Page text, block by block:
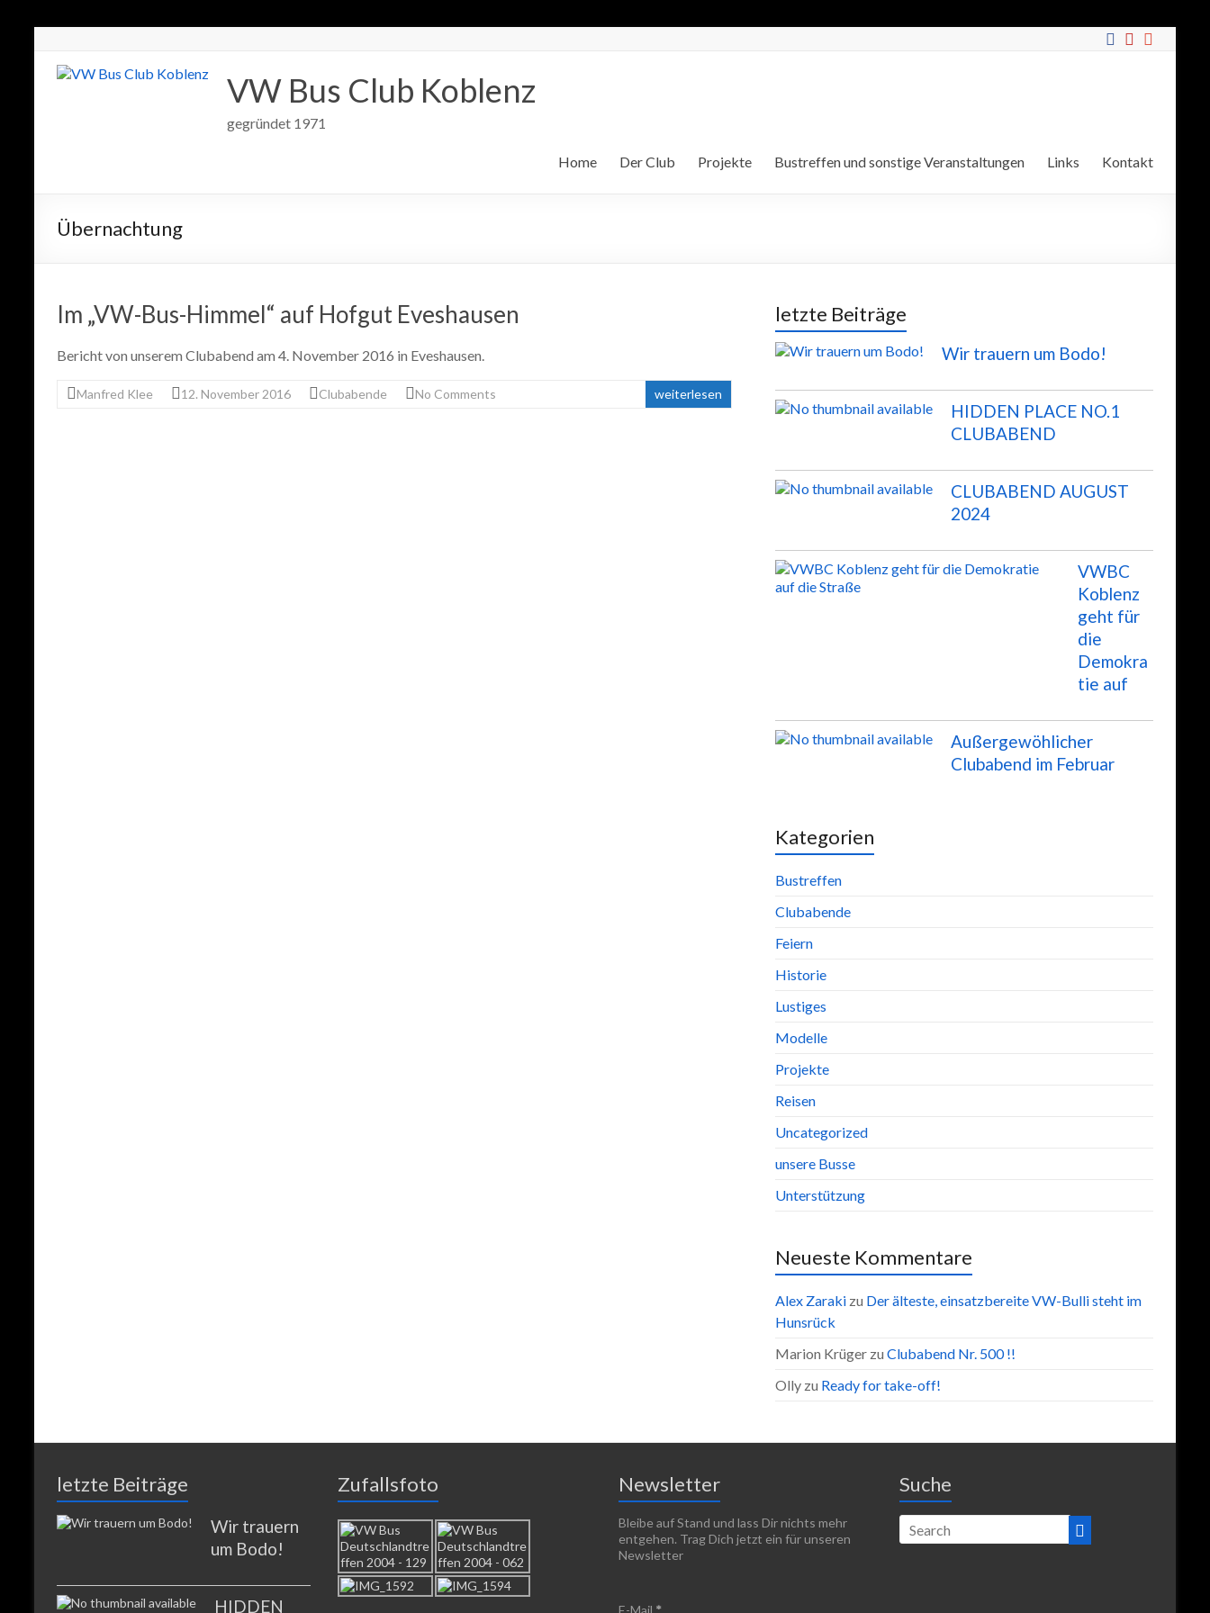
VW Bus Club Koblenz
gegründet 1971
Home Der Club Projekte Bustreffen und sonstige Veranstaltungen Links Kontakt
Übernachtung
Im „VW-Bus-Himmel“ auf Hofgut Eveshausen
Bericht von unserem Clubabend am 4. November 2016 in Eveshausen.
Manfred Klee 12. November 2016 Clubabende No Comments weiterlesen
letzte Beiträge
Wir trauern um Bodo!
HIDDEN PLACE NO.1
CLUBABEND
CLUBABEND AUGUST
2024
VWBC
Koblenz
geht für
die
Demokra
tie auf
Außergewöhlicher
Clubabend im Februar
Kategorien
Bustreffen
Clubabende
Feiern
Historie
Lustiges
Modelle
Projekte
Reisen
Uncategorized
unsere Busse
Unterstützung
Neueste Kommentare
Alex Zaraki zu Der älteste, einsatzbereite VW-Bulli steht im
Hunsrück
Marion Krüger zu Clubabend Nr. 500 !!
Olly zu Ready for take-off!
letzte Beiträge
Wir trauern
um Bodo!
HIDDEN
Zufallsfoto Newsletter
Bleibe auf Stand und lass Dir nichts mehr
entgehen. Trag Dich jetzt ein für unseren
Newsletter
E-Mail *
Suche